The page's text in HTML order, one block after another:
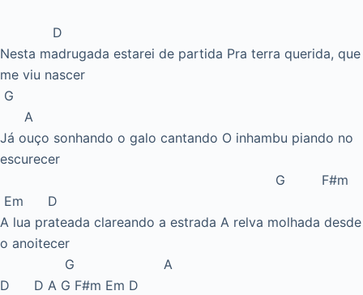
D
Nesta madrugada estarei de partida Pra terra querida, que
me viu nascer
G
A
Já ouço sonhando o galo cantando O inhambu piando no
escurecer
G F#m
Em D
A lua prateada clareando a estrada A relva molhada desde
o anoitecer
G A
D D A G F#m Em D